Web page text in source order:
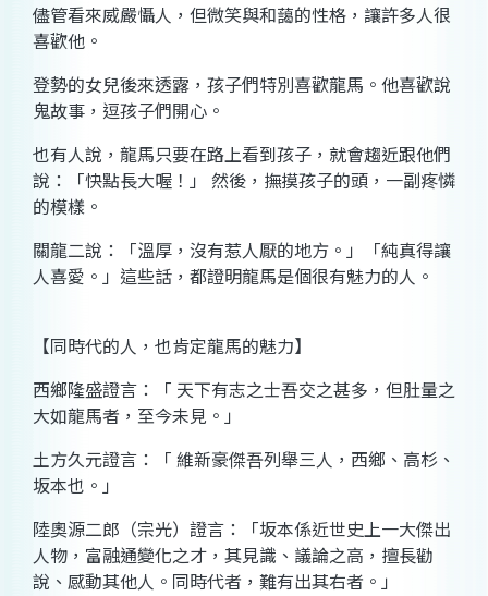
儘管看來威嚴懾人，但微笑與和藹的性格，讓許多人很
喜歡他。
登勢的女兒後來透露，孩子們特別喜歡龍馬。他喜歡說
鬼故事，逗孩子們開心。
也有人說，龍馬只要在路上看到孩子，就會趨近跟他們
說：「快點長大喔！」 然後，撫摸孩子的頭，一副疼憐
的模樣。
關龍二說：「溫厚，沒有惹人厭的地方。」「純真得讓
人喜愛。」這些話，都證明龍馬是個很有魅力的人。
【同時代的人，也肯定龍馬的魅力】
西鄉隆盛證言：「 天下有志之士吾交之甚多，但肚量之
大如龍馬者，至今未見。」
土方久元證言：「 維新豪傑吾列舉三人，西鄉、高杉、
坂本也。」
陸奧源二郎（宗光）證言：「坂本係近世史上一大傑出
人物，富融通變化之才，其見識、議論之高，擅長勸
說、感動其他人。同時代者，難有出其右者。」